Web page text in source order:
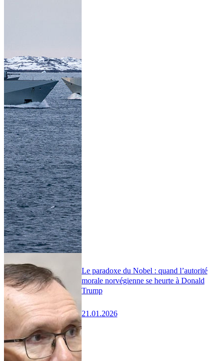
Le paradoxe du Nobel : quand l’autorité
morale norvégienne se heurte à Donald
Trump
21.01.2026